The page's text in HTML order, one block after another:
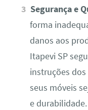
Segurança e
forma
danos aos
Itapevi SP
instruções
seus móveis
e durabilidade.